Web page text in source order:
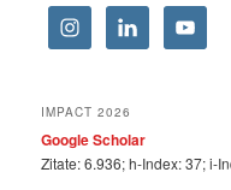
IMPACT 2026
Google Scholar
Zitate: 6.936; h-Index: 37; i-